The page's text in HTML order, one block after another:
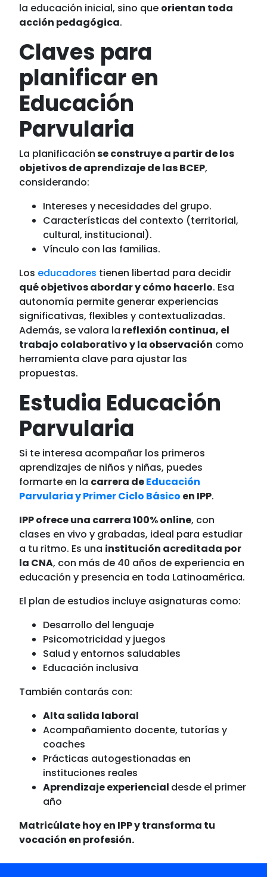
la educación inicial, sino que orientan toda
acción pedagógica.
Claves para
planificar en
Educación
Parvularia
La planificaciónse construye a partir de los
objetivos de aprendizaje de las BCEP,
considerando:
Intereses y necesidades del grupo.
Características del contexto (territorial,
cultural, institucional).
Vínculo con las familias.
Los educadores tienen libertad para decidir
qué objetivos abordar y cómo hacerlo. Esa
autonomía permite generar experiencias
significativas, flexibles y contextualizadas.
Además, se valora la reflexión continua, el
trabajo colaborativo y la observación como
herramienta clave para ajustar las
propuestas.
Estudia Educación
Parvularia
Si te interesa acompañar los primeros
aprendizajes de niños y niñas, puedes
formarte en la carrera deEducación
Parvularia y Primer Ciclo Básico en IPP.
IPP ofrece una carrera 100% online, con
clases en vivo y grabadas, ideal para estudiar
a tu ritmo. Es una institución acreditada por
la CNA, con más de 40 años de experiencia en
educación y presencia en toda Latinoamérica.
El plan de estudios incluye asignaturas como:
Desarrollo del lenguaje
Psicomotricidad y juegos
Salud y entornos saludables
Educación inclusiva
También contarás con:
Alta salida laboral
Acompañamiento docente, tutorías y
coaches
Prácticas autogestionadas en
instituciones reales
Aprendizaje experiencial desde el primer
año
Matricúlate hoy en IPP y transforma tu
vocación en profesión.